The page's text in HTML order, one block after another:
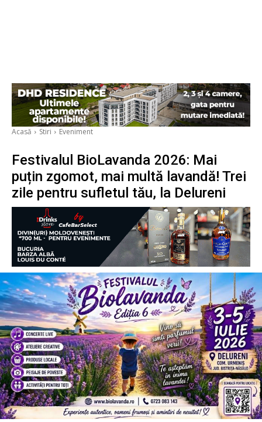
Acasă Stiri Eveniment
Festivalul BioLavanda 2026: Mai
puțin zgomot, mai multă lavandă! Trei
zile pentru sufletul tău, la Delureni